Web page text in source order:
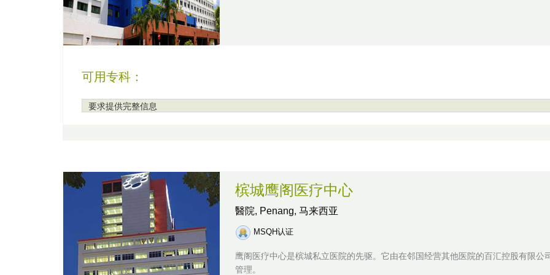
可用专科：
要求提供完整信息
槟城鹰阁医疗中心
醫院, Penang, 马来西亚
MSQH认证
鹰阁医疗中心是槟城私立医院的先驱。它由在邻国经营其他医院的百汇控股有限公
管理。